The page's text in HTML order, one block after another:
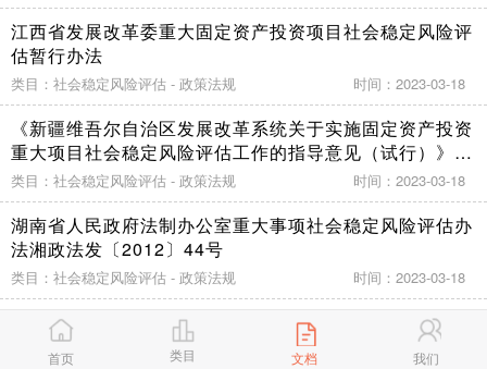
江西省发展改革委重大固定资产投资项目社会稳定风险评
估暂行办法
类目：社会稳定风险评估 - 政策法规 时间：2023-03-18
《新疆维吾尔自治区发展改革系统关于实施固定资产投资
重大项目社会稳定风险评估工作的指导意见（试行）》
（新发改投资〔2012〕990号）
类目：社会稳定风险评估 - 政策法规 时间：2023-03-18
湖南省人民政府法制办公室重大事项社会稳定风险评估办
法湘政法发〔2012〕44号
类目：社会稳定风险评估 - 政策法规 时间：2023-03-18
《云南省发展和改革委员会重大固定资产投资项目社会稳
定风险评估办法（试行）》（云发改投资〔2013〕1545
首页 类目 文档 我们